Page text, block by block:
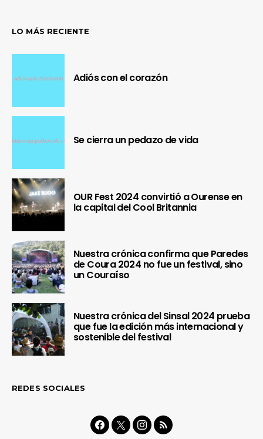
LO MÁS RECIENTE
Adiós con el corazón
Se cierra un pedazo de vida
OUR Fest 2024 convirtió a Ourense en
la capital del Cool Britannia
Nuestra crónica confirma que Paredes
de Coura 2024 no fue un festival, sino
un Couraíso
Nuestra crónica del Sinsal 2024 prueba
que fue la edición más internacional y
sostenible del festival
REDES SOCIALES